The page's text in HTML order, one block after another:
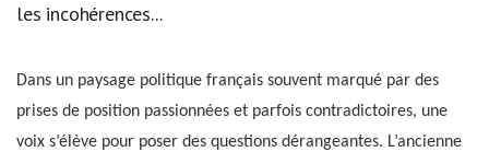
les incohérences...
Dans un paysage politique français souvent marqué par des
prises de position passionnées et parfois contradictoires, une
voix s’élève pour poser des questions dérangeantes. L’ancienne